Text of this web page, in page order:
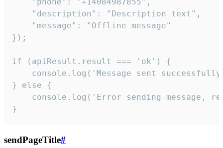
    "description": "Description text",
    "message": "Offline message"
});
if (apiResult.result === 'ok') {
console.log('Message sent
} else {
console.log('Error sending message,
}
sendPageTitle#